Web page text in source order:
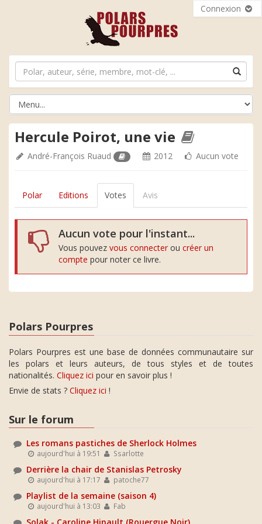
Connexion
Hercule Poirot, une vie
André-François Ruaud 2012 Aucun vote
Polar Editions Votes Avis
Aucun vote pour l'instant...
Vous pouvez vous connecter ou créer un
compte pour noter ce livre.
Polars Pourpres
Polars Pourpres est une base de données communautaire sur
les polars et leurs auteurs, de tous styles et de toutes
nationalités. Cliquez ici pour en savoir plus !
Envie de stats ? Cliquez ici !
Sur le forum
Les romans pastiches de Sherlock Holmes
aujourd'hui à 19:51 Ssarlotte
Derrière la chair de Stanislas Petrosky
aujourd'hui à 17:17 patoche77
Playlist de la semaine (saison 4)
aujourd'hui à 13:03 Fab